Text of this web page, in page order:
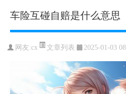
车险互碰自赔是什么意思
网友:cx 文章列表 2025-01-03